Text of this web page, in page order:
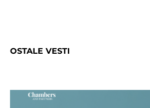
OSTALE VESTI